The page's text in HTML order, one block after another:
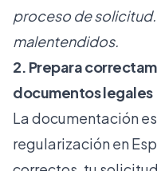
proceso de
malentendidos.
2. Prepara
documentos legales
La documentación
regularización en